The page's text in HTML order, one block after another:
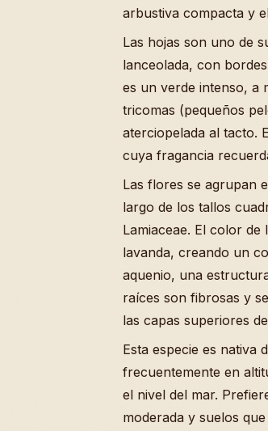
arbustiva compacta y
Las hojas son uno de
lanceolada, con
es un verde intenso, a
tricomas (pequeños
aterciopelada al tacto.
cuya fragancia
Las flores se agrupan
largo de los tallos
Lamiaceae. El color
lavanda, creando un
aquenio, una
raíces son fibrosas y
las capas superiores
Esta especie es nativa
frecuentemente en
el nivel del mar.
moderada y suelos